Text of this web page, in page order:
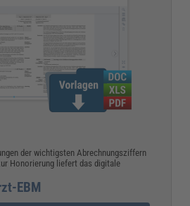
der wichtigsten Abrechnungsziffern
Honorierung liefert das digitale
EBM